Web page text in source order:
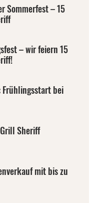
Sommerfest – 15
– wir feiern 15
Frühlingsstart bei
Sheriff
mit bis zu